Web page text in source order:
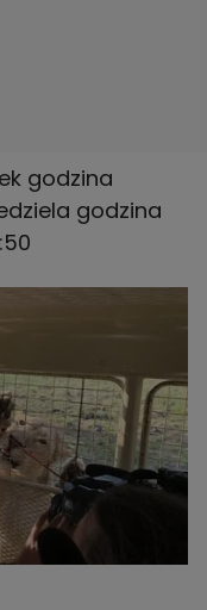
godzina
godzina